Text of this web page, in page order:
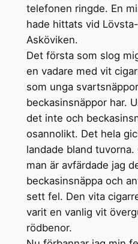
telefonen ringde. En
hade hittats vid
Asköviken.
Det första som slog
en vadare med vit
som unga
beckasinsnäppor har.
det inte och
osannolikt. Det hela
landade bland
man är avfärdade jag
beckasinsnäppa och
sett fel. Den vita
varit en vanlig vit
rödbenor.